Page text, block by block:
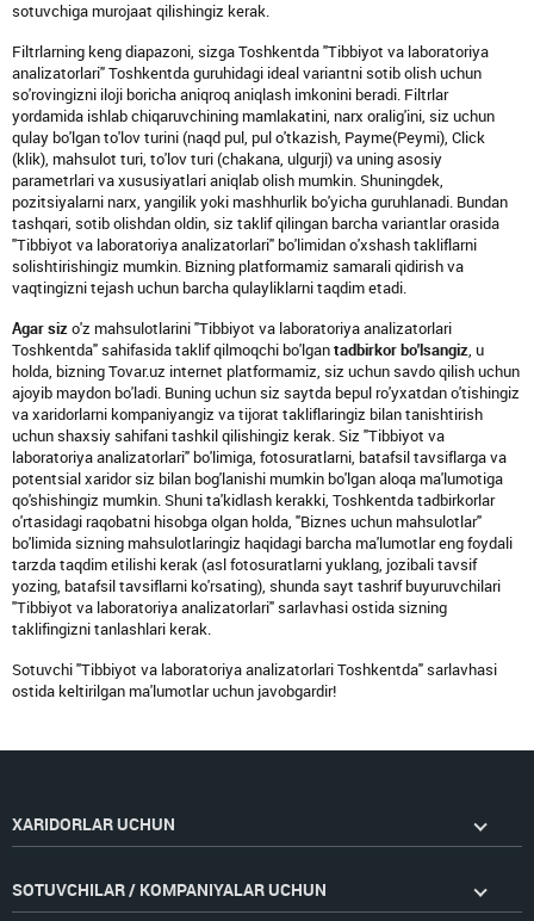
sotuvchiga murojaat qilishingiz kerak.
Filtrlarning keng diapazoni, sizga Toshkentda "Tibbiyot va laboratoriya
analizatorlari" Toshkentda guruhidagi ideal variantni sotib olish uchun
so'rovingizni iloji boricha aniqroq aniqlash imkonini beradi. Filtrlar
yordamida ishlab chiqaruvchining mamlakatini, narx oralig'ini, siz uchun
qulay bo'lgan to'lov turini (naqd pul, pul o'tkazish, Payme(Peymi), Click
(klik), mahsulot turi, to'lov turi (chakana, ulgurji) va uning asosiy
parametrlari va xususiyatlari aniqlab olish mumkin. Shuningdek,
pozitsiyalarni narx, yangilik yoki mashhurlik bo'yicha guruhlanadi. Bundan
tashqari, sotib olishdan oldin, siz taklif qilingan barcha variantlar orasida
"Tibbiyot va laboratoriya analizatorlari" bo'limidan o'xshash takliflarni
solishtirishingiz mumkin. Bizning platformamiz samarali qidirish va
vaqtingizni tejash uchun barcha qulayliklarni taqdim etadi.
Agar siz o'z mahsulotlarini "Tibbiyot va laboratoriya analizatorlari
Toshkentda" sahifasida taklif qilmoqchi bo'lgan tadbirkor bo'lsangiz , u
holda, bizning Tovar.uz internet platformamiz, siz uchun savdo qilish uchun
ajoyib maydon bo'ladi. Buning uchun siz saytda bepul ro'yxatdan o'tishingiz
va xaridorlarni kompaniyangiz va tijorat takliflaringiz bilan tanishtirish
uchun shaxsiy sahifani tashkil qilishingiz kerak. Siz "Tibbiyot va
laboratoriya analizatorlari" bo'limiga, fotosuratlarni, batafsil tavsiflarga va
potentsial xaridor siz bilan bog'lanishi mumkin bo'lgan aloqa ma'lumotiga
qo'shishingiz mumkin. Shuni ta'kidlash kerakki, Toshkentda tadbirkorlar
o'rtasidagi raqobatni hisobga olgan holda, "Biznes uchun mahsulotlar"
bo'limida sizning mahsulotlaringiz haqidagi barcha ma'lumotlar eng foydali
tarzda taqdim etilishi kerak (asl fotosuratlarni yuklang, jozibali tavsif
yozing, batafsil tavsiflarni ko'rsating), shunda sayt tashrif buyuruvchilari
"Tibbiyot va laboratoriya analizatorlari" sarlavhasi ostida sizning
taklifingizni tanlashlari kerak.
Sotuvchi "Tibbiyot va laboratoriya analizatorlari Toshkentda" sarlavhasi
ostida keltirilgan ma'lumotlar uchun javobgardir!
XARIDORLAR UCHUN
SOTUVCHILAR / KOMPANIYALAR UCHUN